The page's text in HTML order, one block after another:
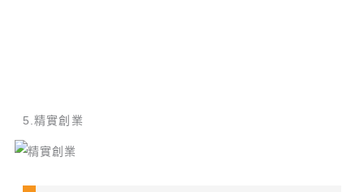
5.精實創業